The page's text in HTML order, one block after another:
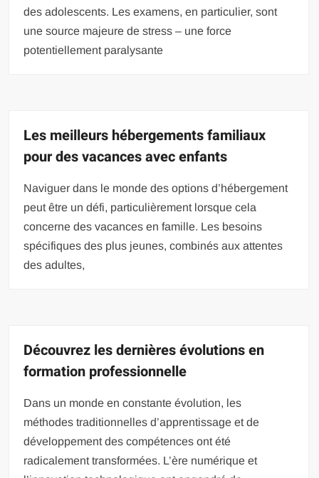
des adolescents. Les examens, en particulier, sont
une source majeure de stress – une force
potentiellement paralysante
Les meilleurs hébergements familiaux
pour des vacances avec enfants
Naviguer dans le monde des options d’hébergement
peut être un défi, particulièrement lorsque cela
concerne des vacances en famille. Les besoins
spécifiques des plus jeunes, combinés aux attentes
des adultes,
Découvrez les dernières évolutions en
formation professionnelle
Dans un monde en constante évolution, les
méthodes traditionnelles d’apprentissage et de
développement des compétences ont été
radicalement transformées. L’ère numérique et